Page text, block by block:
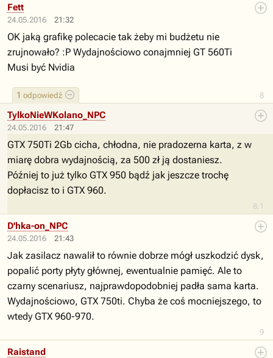
24.05.2016 21:32
8
1 odpowiedź
Fett
OK jaką grafikę polecacie tak żeby mi budżetu nie
zrujnowało? :P Wydajnościowo conajmniej GT 560Ti
Musi być Nvidia
24.05.2016 21:47
8.1
TylkoNieWKolano_NPC
GTX 750Ti 2Gb cicha, chłodna, nie pradozerna karta, z w
miarę dobra wydajnością, za 500 zł ją dostaniesz.
Później to już tylko GTX 950 bądź jak jeszcze trochę
dopłacisz to i GTX 960.
24.05.2016 21:43
9
D'hka-on_NPC
Jak zasilacz nawalił to równie dobrze mógł uszkodzić dysk,
popalić porty płyty głównej, ewentualnie pamięć. Ale to
czarny scenariusz, najprawdopodobniej padła sama karta.
Wydajnościowo, GTX 750ti. Chyba że coś mocniejszego, to
wtedy GTX 960-970.
Raistand